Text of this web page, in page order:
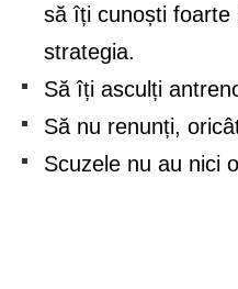
să îți cunoști foarte
strategia.
Să îți asculți
Să nu renunți,
Scuzele nu au nici